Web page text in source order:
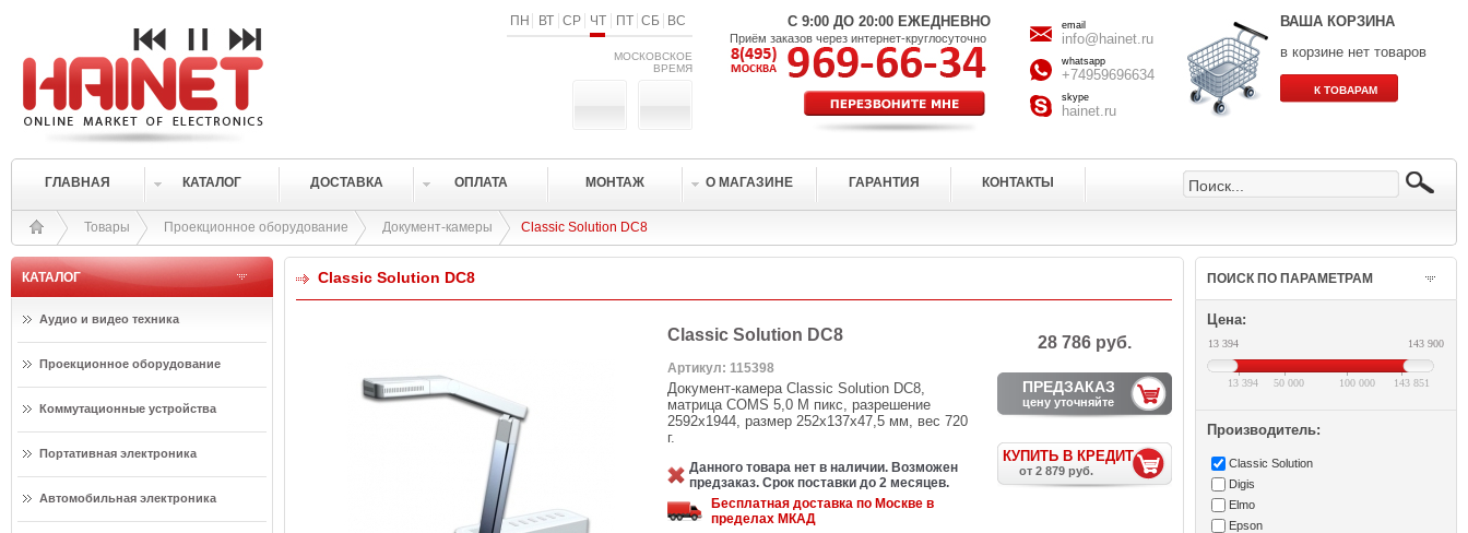
ПН ВТ СР ЧТ ПТ СБ ВС
МОСКОВСКОЕ
ВРЕМЯ
С 9:00 ДО 20:00 ЕЖЕДНЕВНО
Приём заказов через интернет-круглосуточно
email
info@hainet.ru
whatsapp
+74959696634
skype
hainet.ru
ВАША КОРЗИНА
в корзине нет товаров
ГЛАВНАЯ КАТАЛОГ ДОСТАВКА ОПЛАТА МОНТАЖ О МАГАЗИНЕ ГАРАНТИЯ КОНТАКТЫ
Товары Проекционное оборудование Документ-камеры Classic Solution DC8
КАТАЛОГ
Аудио и видео техника
Проекционное оборудование
Коммутационные устройства
Портативная электроника
Автомобильная электроника
Classic Solution DC8
Classic Solution DC8
Артикул: 115398
Документ-камера Classic Solution DC8,
матрица COMS 5,0 М пикс, разрешение
2592х1944, размер 252х137х47,5 мм, вес 720
г.
Данного товара нет в наличии. Возможен
предзаказ. Срок поставки до 2 месяцев.
Бесплатная доставка по Москве в
пределах МКАД
28 786 руб.
ПРЕДЗАКАЗ
цену уточняйте
КУПИТЬ В КРЕДИТ
от 2 879 руб.
ПОИСК ПО ПАРАМЕТРАМ
Цена:
13 394 143 900
13 394 143 851
50 000 100 000
Производитель:
Classic Solution
Digis
Elmo
Epson